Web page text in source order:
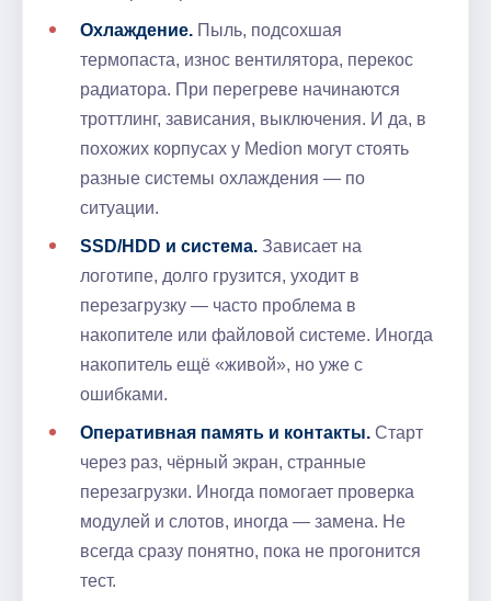
Охлаждение. Пыль, подсохшая
термопаста, износ вентилятора, перекос
радиатора. При перегреве начинаются
троттлинг, зависания, выключения. И да, в
похожих корпусах у Medion могут стоять
разные системы охлаждения — по
ситуации.
SSD/HDD и система. Зависает на
логотипе, долго грузится, уходит в
перезагрузку — часто проблема в
накопителе или файловой системе. Иногда
накопитель ещё «живой», но уже с
ошибками.
Оперативная память и контакты. Старт
через раз, чёрный экран, странные
перезагрузки. Иногда помогает проверка
модулей и слотов, иногда — замена. Не
всегда сразу понятно, пока не прогонится
тест.